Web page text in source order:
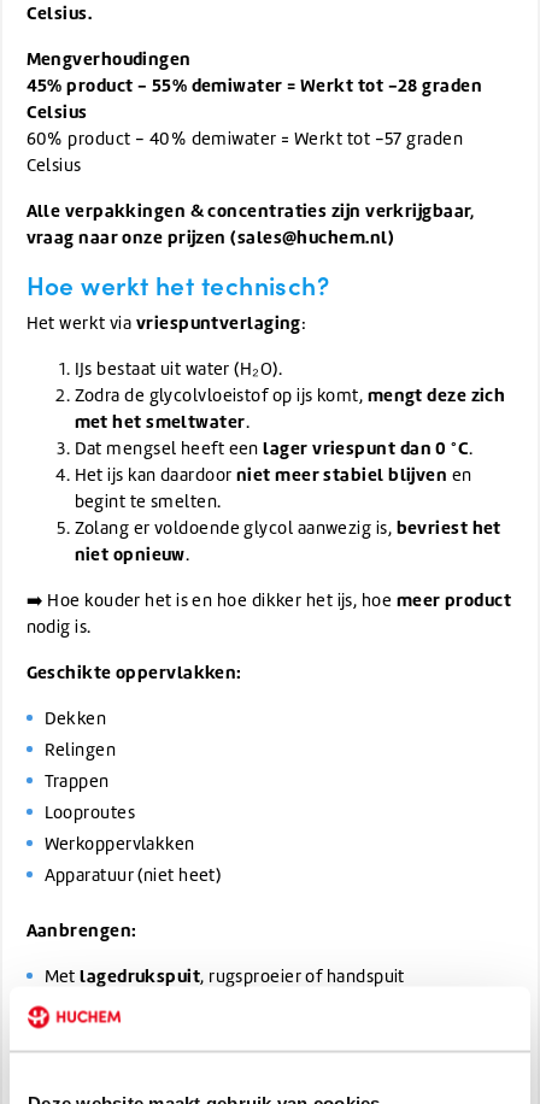
Celsius.
Mengverhoudingen
45% product - 55% demiwater = Werkt tot -28 graden
Celsius
60% product - 40% demiwater = Werkt tot -57 graden
Celsius
Alle verpakkingen & concentraties zijn verkrijgbaar,
vraag naar onze prijzen (sales@huchem.nl)
Hoe werkt het technisch?
Het werkt via vriespuntverlaging:
IJs bestaat uit water (H₂O).
Zodra de glycolvloeistof op ijs komt, mengt deze zich
met het smeltwater.
Dat mengsel heeft eenlager vriespunt dan 0 °C.
Het ijs kan daardoor niet meer stabiel blijven en
begint te smelten.
Zolang er voldoende glycol aanwezig is, bevriest het
niet opnieuw.
➡️ Hoe kouder het is en hoe dikker het ijs, hoe meer product
nodig is.
Geschikte oppervlakken:
Dekken
Relingen
Trappen
Looproutes
Werkoppervlakken
Apparatuur (niet heet)
Aanbrengen:
Metlagedrukspuit, rugsproeier of handspuit
Gelijkmatig verdelen (niet vernevelen in de wind)